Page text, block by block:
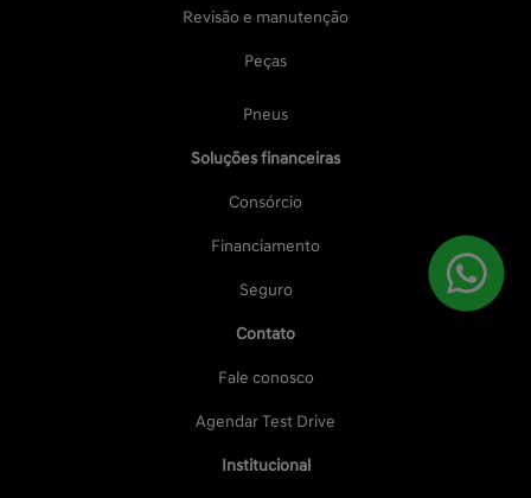
Revisão e manutenção
Peças
Pneus
Soluções financeiras
Consórcio
Financiamento
Seguro
Contato
Fale conosco
Agendar Test Drive
Institucional